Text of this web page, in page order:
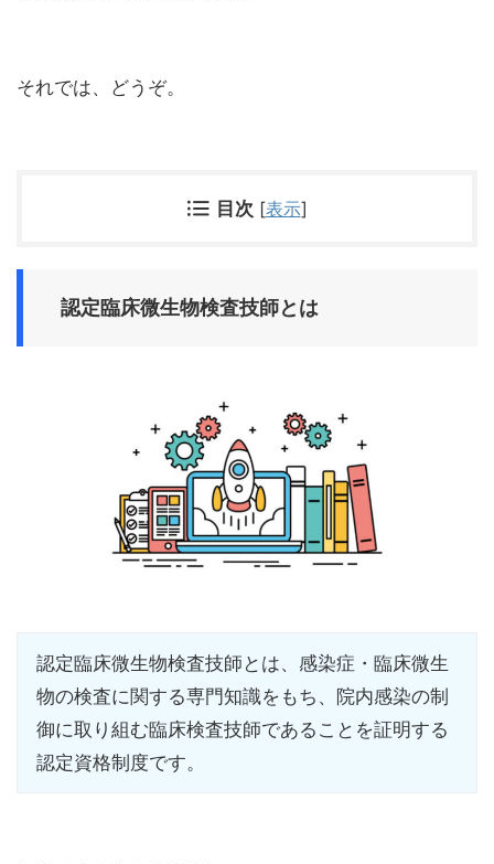
それでは、どうぞ。
目次 [表示]
認定臨床微生物検査技師とは
認定臨床微生物検査技師とは、感染症・臨床微生
物の検査に関する専門知識をもち、院内感染の制
御に取り組む臨床検査技師であることを証明する
認定資格制度です。